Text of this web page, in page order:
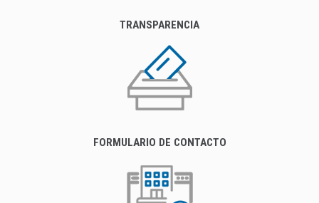
TRANSPARENCIA
FORMULARIO DE CONTACTO